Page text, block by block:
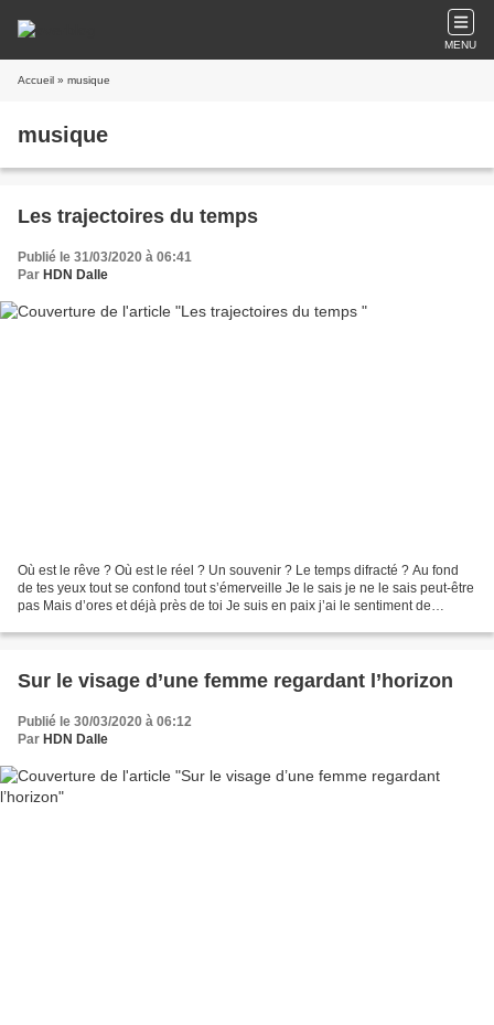
MENU
Accueil » musique
musique
Les trajectoires du temps
Publié le 31/03/2020 à 06:41
Par HDN Dalle
Où est le rêve ? Où est le réel ? Un souvenir ? Le temps difracté ? Au fond
de tes yeux tout se confond tout s’émerveille Je le sais je ne le sais peut-être
pas Mais d’ores et déjà près de toi Je suis en paix j’ai le sentiment de
Sur le visage d’une femme regardant l’horizon
Publié le 30/03/2020 à 06:12
Par HDN Dalle